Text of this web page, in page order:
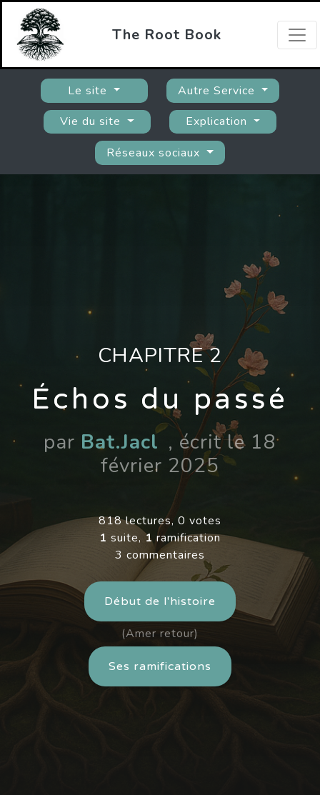
The Root Book
Le site
Autre Service
Vie du site
Explication
Réseaux sociaux
CHAPITRE 2
Échos du passé
par Bat.Jacl , écrit le 18
février 2025
818 lectures, 0 votes
1 suite,1 ramification
3 commentaires
Début de l'histoire
(Amer retour)
Ses ramifications